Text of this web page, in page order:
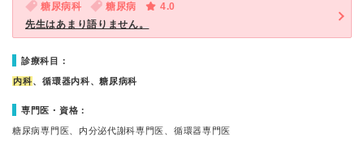
糖尿病科 糖尿病
4.0
先生はあまり語りません。
診療科目：
内科、循環器内科、糖尿病科
専門医・資格：
糖尿病専門医、内分泌代謝科専門医、循環器専門医